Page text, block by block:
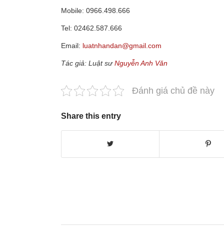
Mobile: 0966.498.666
Tel: 02462.587.666
Email: luatnhandan@gmail.com
Tác giả: Luật sưNguyễn Anh Văn
Đánh giá chủ đề này
Share this entry